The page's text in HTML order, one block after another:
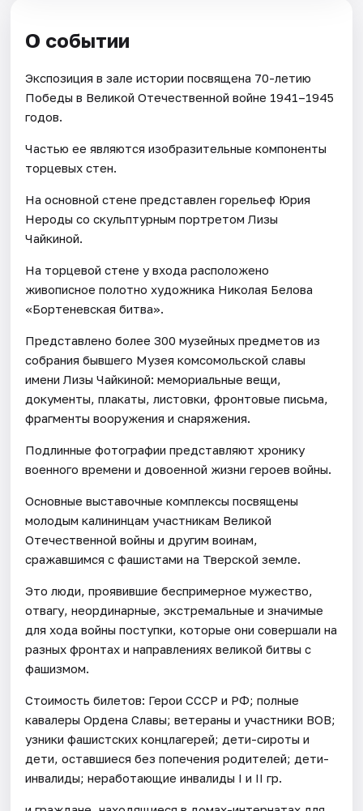
О событии
Экспозиция в зале истории посвящена 70-летию
Победы в Великой Отечественной войне 1941–1945
годов.
Частью ее являются изобразительные компоненты
торцевых стен.
На основной стене представлен горельеф Юрия
Нероды со скульптурным портретом Лизы
Чайкиной.
На торцевой стене у входа расположено
живописное полотно художника Николая Белова
«Бортеневская битва».
Представлено более 300 музейных предметов из
собрания бывшего Музея комсомольской славы
имени Лизы Чайкиной: мемориальные вещи,
документы, плакаты, листовки, фронтовые письма,
фрагменты вооружения и снаряжения.
Подлинные фотографии представляют хронику
военного времени и довоенной жизни героев войны.
Основные выставочные комплексы посвящены
молодым калининцам участникам Великой
Отечественной войны и другим воинам,
сражавшимся с фашистами на Тверской земле.
Это люди, проявившие беспримерное мужество,
отвагу, неординарные, экстремальные и значимые
для хода войны поступки, которые они совершали на
разных фронтах и направлениях великой битвы с
фашизмом.
Стоимость билетов: Герои СССР и РФ; полные
кавалеры Ордена Славы; ветераны и участники ВОВ;
узники фашистских концлагерей; дети-сироты и
дети, оставшиеся без попечения родителей; дети-
инвалиды; неработающие инвалиды I и II гр.